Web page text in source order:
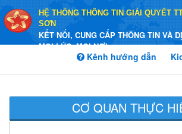
HỆ THỐNG THÔNG TIN GIẢI QUYẾT
SƠN
KẾT NỐI, CUNG CẤP THÔNG TIN VÀ
MỌI LÚC, MỌI NƠI
Kênh hướng dẫn
CƠ QUAN THỰC